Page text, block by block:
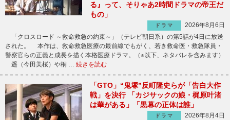
る』って、そりゃあ2時間ドラマの帝王だ
もの」
ドラマ
2026年8月6日
「クロスロード ～救命救急の約束～」（テレビ朝日系）の第5話が4日に放送
された。 本作は、救命救急医療の最前線でもがく、若き救命医・救急隊員・
警察官らの正義と成長を描く本格医療ドラマ。（※以下、ネタバレを含みます）
遥（今田美桜）や桐 … 続きを読む
「GTO」“鬼塚”反町隆史らが「告白大作
戦」を決行 「カジサックの娘・梶原叶渚
は華がある」「黒幕の正体は誰」
ドラマ
2026年8月4日